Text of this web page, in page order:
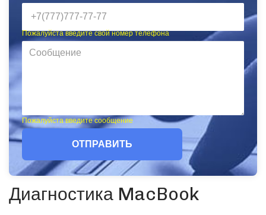
Пожалуйста введите свой номер телефона
Пожалуйста введите сообщение
ОТПРАВИТЬ
Диагностика MacBook